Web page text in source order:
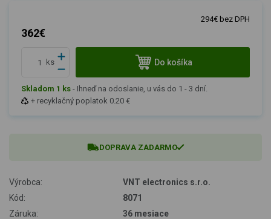
362€
294€ bez DPH
ks Do košíka
+ recyklačný poplatok 0.20 €
Skladom 1 ks - Ihneď na odoslanie, u vás do 1 - 3 dní.
DOPRAVA ZADARMO
Výrobca:
VNT electronics s.r.o.
Kód:
8071
Záruka:
36 mesiace